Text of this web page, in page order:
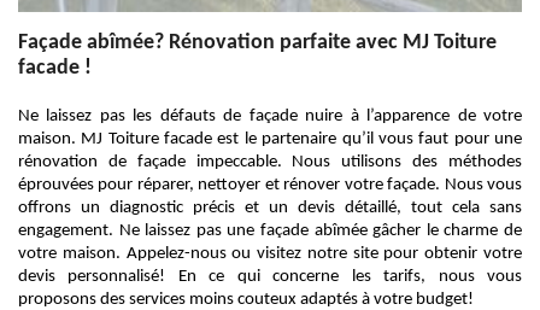
Façade abîmée? Rénovation parfaite avec MJ Toiture
facade !
Ne laissez pas les défauts de façade nuire à l’apparence de votre
maison. MJ Toiture facade est le partenaire qu’il vous faut pour une
rénovation de façade impeccable. Nous utilisons des méthodes
éprouvées pour réparer, nettoyer et rénover votre façade. Nous vous
offrons un diagnostic précis et un devis détaillé, tout cela sans
engagement. Ne laissez pas une façade abîmée gâcher le charme de
votre maison. Appelez-nous ou visitez notre site pour obtenir votre
devis personnalisé! En ce qui concerne les tarifs, nous vous
proposons des services moins couteux adaptés à votre budget!